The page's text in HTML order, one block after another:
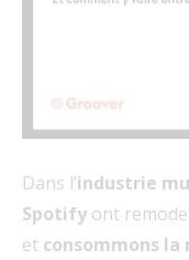
Dans l’industrie
Spotify ont
et consommons la